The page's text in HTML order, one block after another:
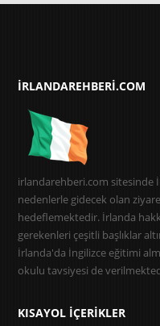
IRLANDAREHBERI.COM
irlandarehberi.com sitesinde
nedenlerle gidecek olan
hedeflemektedir. İrlanda
gerekenleri çeşitli başlıklar
İrlanda'da İngilizce eğitimi
okulu tavsiyesi de
KISAYOL İÇERIKLER